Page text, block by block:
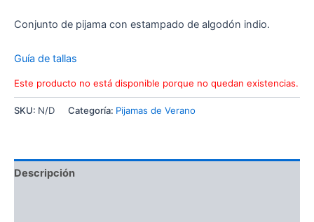
Conjunto de pijama con estampado de algodón indio.
Guía de tallas
Este producto no está disponible porque no quedan existencias.
SKU: N/D Categoría: Pijamas de Verano
Descripción